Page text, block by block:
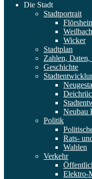
Die Stadt
Stadtportrait
Weilbach
Wicker
Stadtplan
Zahlen, Daten,
Geschichte
Neubau
Politik
Rats-
Wahlen
Verkehr
Elektro-